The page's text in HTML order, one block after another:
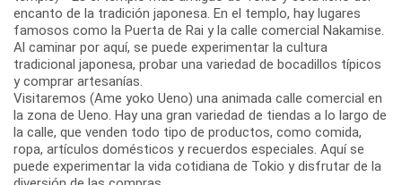
encanto de la tradición japonesa. En el templo, hay lugares
famosos como la Puerta de Rai y la calle comercial Nakamise.
Al caminar por aquí, se puede experimentar la cultura
tradicional japonesa, probar una variedad de bocadillos típicos
y comprar artesanías.
Visitaremos (Ame yoko Ueno) una animada calle comercial en
la zona de Ueno. Hay una gran variedad de tiendas a lo largo de
la calle, que venden todo tipo de productos, como comida,
ropa, artículos domésticos y recuerdos especiales. Aquí se
puede experimentar la vida cotidiana de Tokio y disfrutar de la